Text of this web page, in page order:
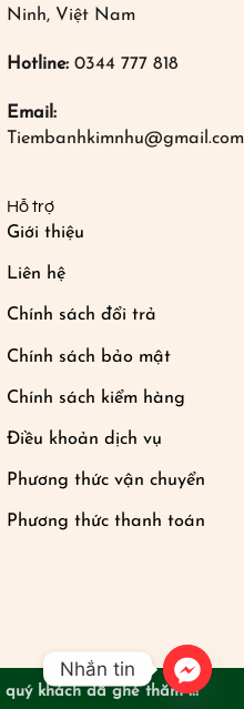
Ninh, Việt Nam
Hotline: 0344 777 818
Email:
Tiembanhkimnhu@gmail.com
Hỗ trợ
Giới thiệu
Liên hệ
Chính sách đổi trả
Chính sách bảo mật
Chính sách kiểm hàng
Điều khoản dịch vụ
Phương thức vận chuyển
Phương thức thanh toán
quý khách đã ghé thăm !!!
Nhắn tin